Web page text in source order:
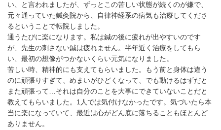
い、と言われましたが、ずっとこの苦しい状態が続くのが嫌で、
元々通っていた鍼灸院から、自律神経系の病気も治療してくださ
るということで転院しました。
通うたびに楽になります。私は鍼の後に疲れが出やすいのです
が、先生の刺さない鍼は疲れません。半年近く治療をしてもら
い、最初の想像がつかないくらい元気になりました。
苦しい時、精神的にも支えてもらいました。もう前と身体は違う
のに頑張りすぎて、めまいがひどくなって、でも動けるはずだと
また頑張って…それは自分のことを大事にできていないことだと
教えてもらいました。1人では気付けなかったです。気づいたら本
当に楽になっていて、最近は心がどん底に落ちることもほとんど
ありません。